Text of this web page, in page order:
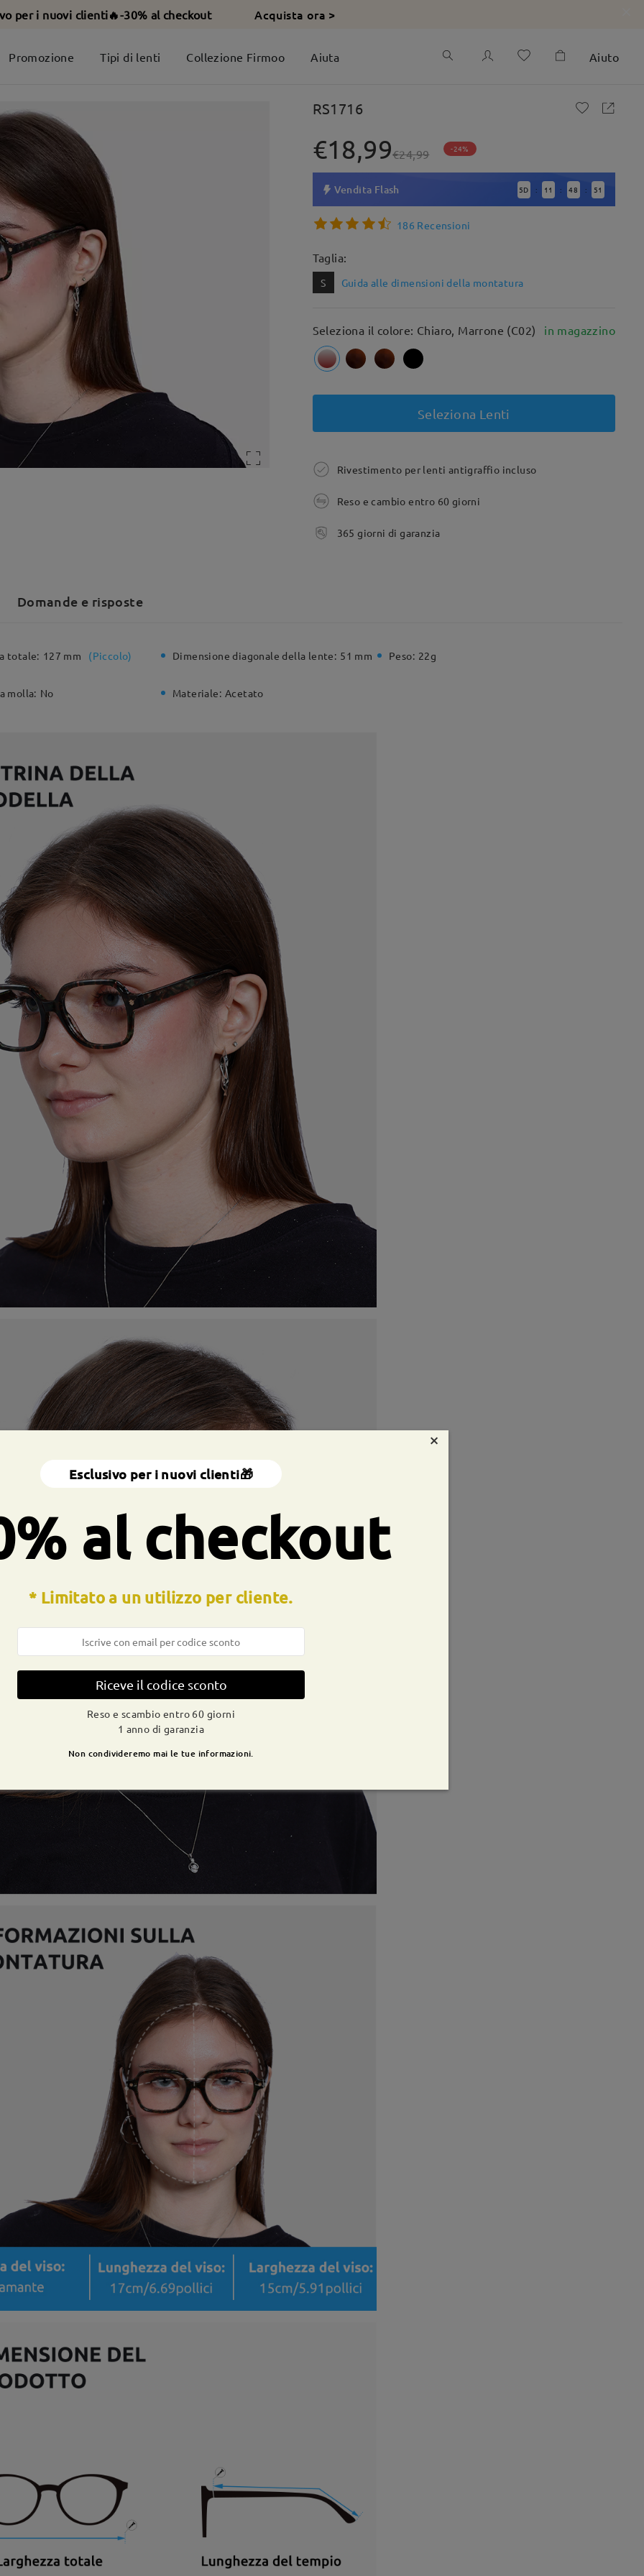
per i nuovi clienti🔥-30% al checkout Acquista ora >
Promozione Tipi di lenti Collezione Firmoo Aiuta Aiuto
RS1716
€18,99€24,99 -24%
Vendita Flash 5D : 11 : 48 : 50
186 Recensioni
Taglia:
S Guida alle dimensioni della montatura
Seleziona il colore: Chiaro, Marrone (C02) in magazzino
Seleziona Lenti
Rivestimento per lenti antigraffio incluso
Reso e cambio entro 60 giorni
365 giorni di garanzia
Domande e risposte
totale: 127 mm (Piccolo) Dimensione diagonale della lente: 51 mm Peso: 22g
molla: No Materiale: Acetato
×
Esclusivo per i nuovi clienti🎁
al checkout
* Limitato a un utilizzo per cliente.
Riceve il codice sconto
Reso e scambio entro 60 giorni
1 anno di garanzia
Non condivideremo mai le tue informazioni.